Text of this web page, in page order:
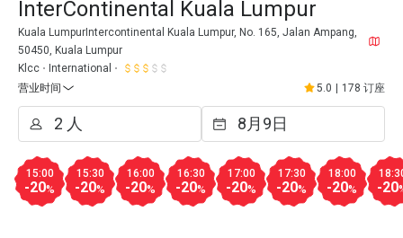
InterContinental Kuala Lumpur
Kuala LumpurIntercontinental Kuala Lumpur, No. 165, Jalan Ampang,
50450, Kuala Lumpur
Klcc
International
营业时间
5.0 178 订座
15:00
-20%
15:30
-20%
16:00
-20%
16:30
-20%
17:00
-20%
17:30
-20%
18:00
-20% -20